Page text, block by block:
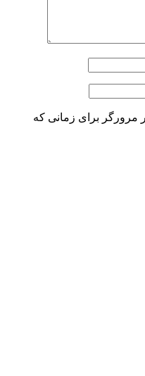
مرورگر برای زمانی که